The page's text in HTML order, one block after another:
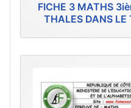
FICHE 3 MATHS
THALES DANS